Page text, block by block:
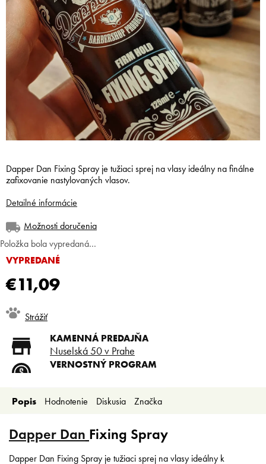
€11,09
Jednotková
cena:
VYPREDANÉ
Možnosti doručenia
Položka bola vypredaná…
Dapper Dan Fixing Spray je tužiaci sprej na vlasy ideálny na finálne
zafixovanie nastylovaných vlasov.
Detailné informácie
Strážiť
KAMENNÁ PREDAJŇA
Nuselská 50 v Prahe
VERNOSTNÝ PROGRAM
Doprava zadarmo od 80 €
Nízke ceny pre holičov a
kaderníkov
Popis Hodnotenie Diskusia Značka
Dapper Dan Fixing Spray
Dapper Dan Fixing Spray je tužiaci sprej na vlasy ideálny k